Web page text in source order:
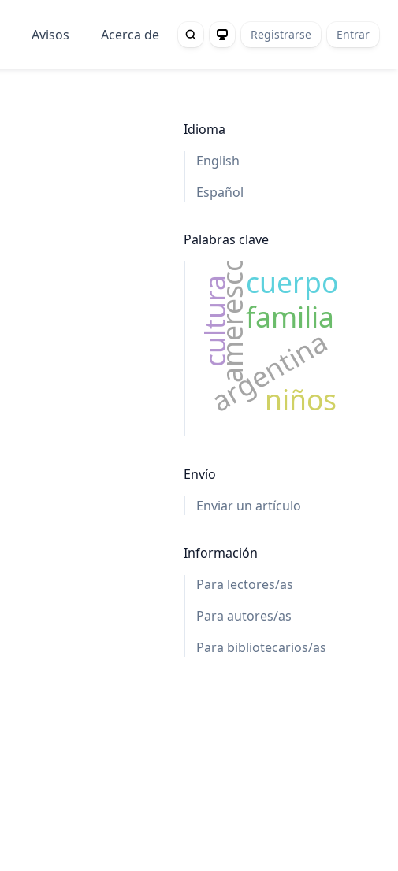
Avisos Acerca de Registrarse Entrar
Idioma
English
Español
Palabras clave
amerescofamilia
argentina
cultura
niños
cuerpo
Envío
Enviar un artículo
Información
Para lectores/as
Para autores/as
Para bibliotecarios/as